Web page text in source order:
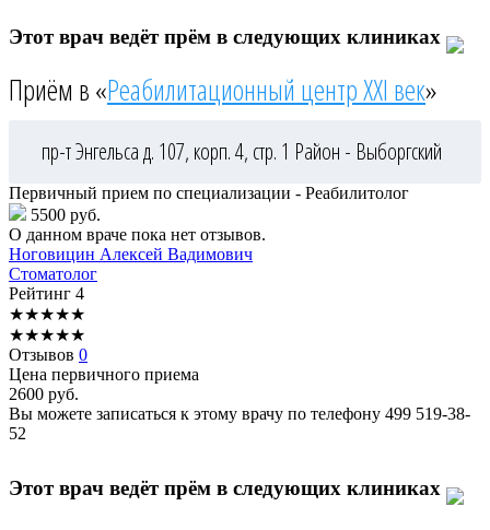
Этот врач ведёт прём в следующих клиниках
Приём в «Реабилитационный центр XXI век»
пр-т Энгельса д. 107, корп. 4, стр. 1 Район - Выборгский
Первичный прием по специализации - Реабилитолог
5500 руб.
О данном враче пока нет отзывов.
Ноговицин Алексей Вадимович
Стоматолог
Рейтинг 4
★★★★★
★★★★★
Отзывов 0
Цена первичного приема
2600 руб.
Вы можете записаться к этому врачу по телефону 499 519-38-
52
Этот врач ведёт прём в следующих клиниках